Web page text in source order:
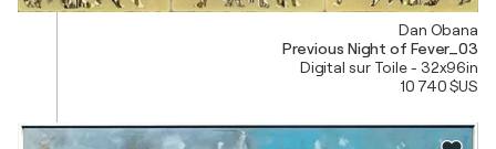
Dan Obana
Previous Night of Fever_03
Digital sur Toile - 32x96in
10 740 $US